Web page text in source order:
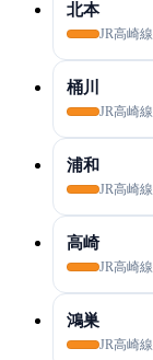
北本
JR高崎線
桶川
JR高崎線
浦和
JR高崎線
高崎
JR高崎線
鴻巣
JR高崎線